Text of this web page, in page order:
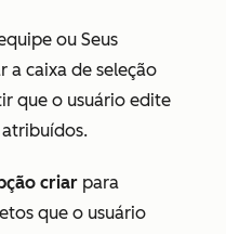
ou Seus
a caixa de seleção
que o usuário edite
criar para
que o usuário